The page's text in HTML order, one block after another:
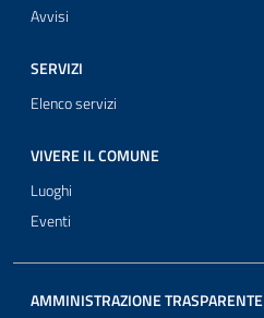
Avvisi
SERVIZI
Elenco servizi
VIVERE IL COMUNE
Luoghi
Eventi
AMMINISTRAZIONE TRASPARENTE